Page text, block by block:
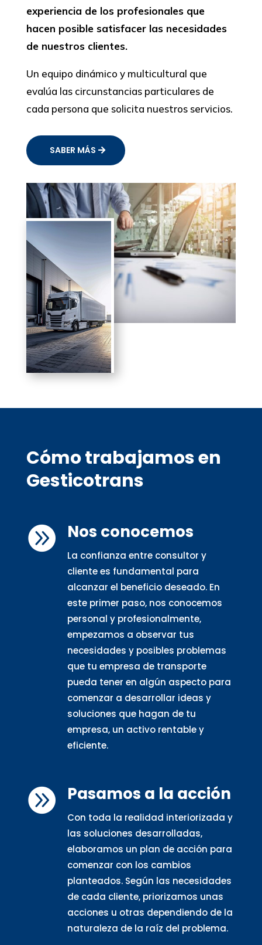
experiencia de los profesionales que
hacen posible satisfacer las necesidades
de nuestros clientes.
Un equipo dinámico y multicultural que
evalúa las circunstancias particulares de
cada persona que solicita nuestros servicios.
SABER MÁS
Cómo trabajamos en
Gesticotrans
 Nos conocemos
La confianza entre consultor y
cliente es fundamental para
alcanzar el beneficio deseado. En
este primer paso, nos conocemos
personal y profesionalmente,
empezamos a observar tus
necesidades y posibles problemas
que tu empresa de transporte
pueda tener en algún aspecto para
comenzar a desarrollar ideas y
soluciones que hagan de tu
empresa, un activo rentable y
eficiente.
 Pasamos a la acción
Con toda la realidad interiorizada y
las soluciones desarrolladas,
elaboramos un plan de acción para
comenzar con los cambios
planteados. Según las necesidades
de cada cliente, priorizamos unas
acciones u otras dependiendo de la
naturaleza de la raíz del problema.